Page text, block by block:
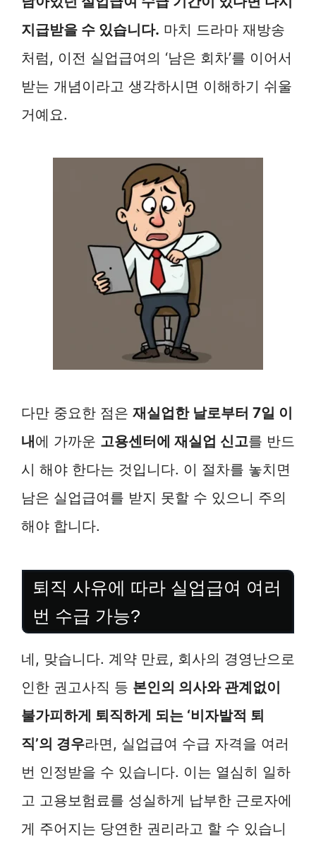
지급받을 수 있습니다. 마치 드라마 재방송
처럼, 이전 실업급여의 ‘남은 회차’를 이어서
받는 개념이라고 생각하시면 이해하기 쉬울
거예요.
다만 중요한 점은 재실업한 날로부터 7일 이
내에 가까운 고용센터에 재실업 신고를 반드
시 해야 한다는 것입니다. 이 절차를 놓치면
남은 실업급여를 받지 못할 수 있으니 주의
해야 합니다.
퇴직 사유에 따라 실업급여 여러
번 수급 가능?
네, 맞습니다. 계약 만료, 회사의 경영난으로
인한 권고사직 등 본인의 의사와 관계없이
불가피하게 퇴직하게 되는 ‘비자발적 퇴
직’의 경우라면, 실업급여 수급 자격을 여러
번 인정받을 수 있습니다. 이는 열심히 일하
고 고용보험료를 성실하게 납부한 근로자에
게 주어지는 당연한 권리라고 할 수 있습니